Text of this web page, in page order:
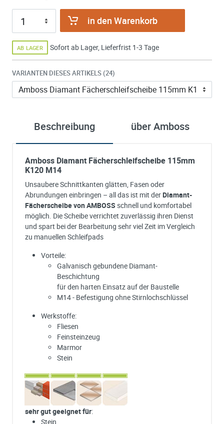
in den Warenkorb
AB LAGER Sofort ab Lager, Lieferfrist 1-3 Tage
VARIANTEN DIESES ARTIKELS (24)
Beschreibung über Amboss
Amboss Diamant Fächerschleifscheibe 115mm
K120 M14
Unsaubere Schnittkanten glätten, Fasen oder
Abrundungen einbringen – all das ist mit der Diamant-
Fächerscheibe von AMBOSS schnell und komfortabel
möglich. Die Scheibe verrichtet zuverlässig ihren Dienst
und spart bei der Bearbeitung sehr viel Zeit im Vergleich
zu manuellen Schleifpads
Vorteile:
Galvanisch gebundene Diamant-
Beschichtung
für den harten Einsatz auf der Baustelle
M14 - Befestigung ohne Stirnlochschlüssel
Werkstoffe:
Fliesen
Feinsteinzeug
Marmor
Stein
sehr gut geeignet für:
Stein